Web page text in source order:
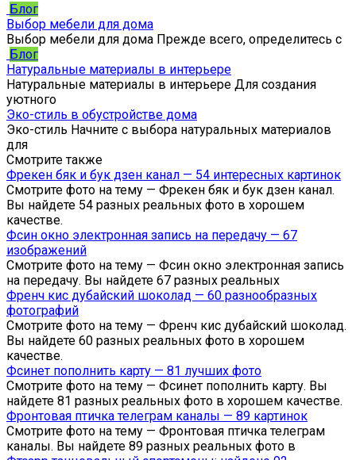
Блог
Выбор мебели для дома
Выбор мебели для дома Прежде всего, определитесь с
Блог
Натуральные материалы в интерьере
Натуральные материалы в интерьере Для создания
уютного
Эко-стиль в обустройстве дома
Эко-стиль Начните с выбора натуральных материалов
для
Смотрите также
Фрекен бяк и бук дзен канал — 54 интересных картинок
Смотрите фото на тему — Фрекен бяк и бук дзен канал.
Вы найдете 54 разных реальных фото в хорошем
качестве.
Фсин окно электронная запись на передачу — 67
изображений
Смотрите фото на тему — Фсин окно электронная запись
на передачу. Вы найдете 67 разных реальных
Френч кис дубайский шоколад — 60 разнообразных
фотографий
Смотрите фото на тему — Френч кис дубайский шоколад.
Вы найдете 60 разных реальных фото в хорошем
качестве.
Фсинет пополнить карту — 81 лучших фото
Смотрите фото на тему — Фсинет пополнить карту. Вы
найдете 81 разных реальных фото в хорошем качестве.
Фронтовая птичка телеграм каналы — 89 картинок
Смотрите фото на тему — Фронтовая птичка телеграм
каналы. Вы найдете 89 разных реальных фото в